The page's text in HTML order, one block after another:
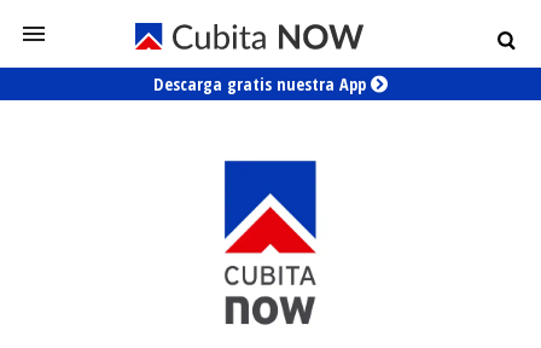
Descarga gratis nuestra App